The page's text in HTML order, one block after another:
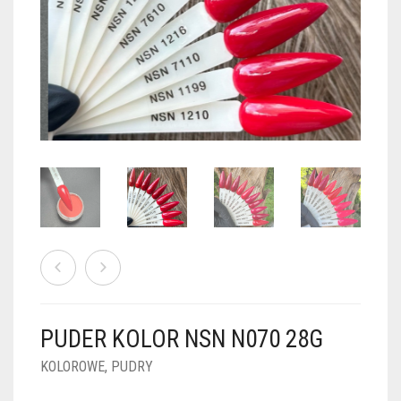
PUDRY BROKATOWE
PUDRY Z DROBINKAMI
PUDRY KOLOR PUR
PUDRY BUDUJĄCE
PUDRY DO FRENCH
PUDRY GALAXY
PUDRY SPARKLE
PUDRY TERMICZNE
PUDRY ŚWIECĄCE
FOIL DIP
PUDER KOLOR NSN N070 28G
KOLOROWE, PUDRY